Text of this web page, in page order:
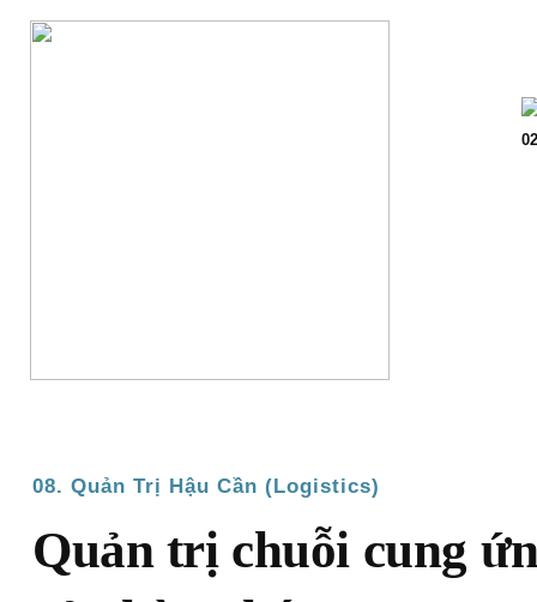
08. Quản Trị Hậu Cần (Logistics)
Quản trị chuỗi cung